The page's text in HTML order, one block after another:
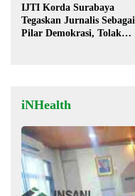
IJTI Korda Surabaya
Tegaskan Jurnalis Sebagai
Pilar Demokrasi, Tolak
iNHealth